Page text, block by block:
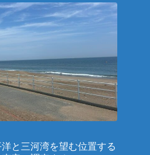
と三河湾を望む位置する